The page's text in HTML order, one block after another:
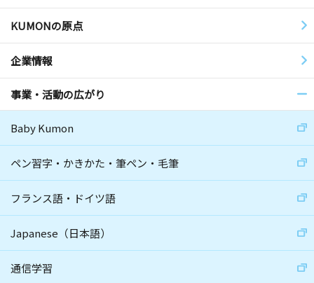
KUMONの原点
企業情報
事業・活動の広がり
Baby Kumon
ペン習字・かきかた・筆ペン・毛筆
フランス語・ドイツ語
Japanese（日本語）
通信学習